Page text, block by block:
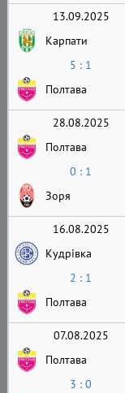
13.09.2025
Карпати
5 : 1
Полтава
28.08.2025
Полтава
0 : 1
Зоря
16.08.2025
Кудрівка
2 : 1
Полтава
07.08.2025
Полтава
3 : 0